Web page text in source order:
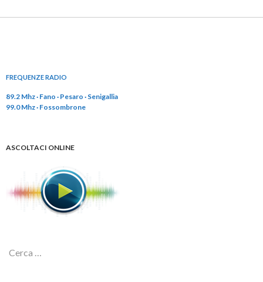
FREQUENZE RADIO
89.2 Mhz · Fano · Pesaro · Senigallia
99.0 Mhz · Fossombrone
ASCOLTACI ONLINE
R